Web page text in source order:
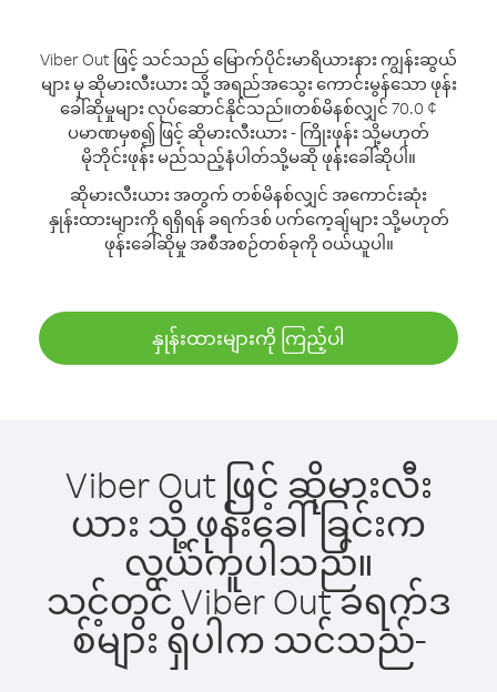
Viber Out ဖြင့် သင်သည် မြောက်ပိုင်းမာရိယားနား ကျွန်းဆွယ်
များ မှ ဆိုမားလီးယား သို့ အရည်အသွေး ကောင်းမွန်သော ဖုန်း
ခေါ်ဆိုမှုများ လုပ်ဆောင်နိုင်သည်။တစ်မိနစ်လျှင် 70.0 ¢
ပမာဏမှစ၍ ဖြင့် ဆိုမားလီးယား - ကြိုးဖုန်း သို့မဟုတ်
မိုဘိုင်းဖုန်း မည်သည့်နံပါတ်သို့မဆို ဖုန်းခေါ်ဆိုပါ။
ဆိုမားလီးယား အတွက် တစ်မိနစ်လျှင် အကောင်းဆုံး
နှုန်းထားများကို ရရှိရန် ခရက်ဒစ် ပက်ကေ့ချ်များ သို့မဟုတ်
ဖုန်းခေါ်ဆိုမှု အစီအစဉ်တစ်ခုကို ဝယ်ယူပါ။
နှုန်းထားများကို ကြည့်ပါ
Viber Out ဖြင့် ဆိုမားလီး
ယား သို့ ဖုန်းခေါ်ခြင်းက
လွယ်ကူပါသည်။
သင့်တွင် Viber Out ခရက်ဒ
စ်များ ရှိပါက သင်သည်-